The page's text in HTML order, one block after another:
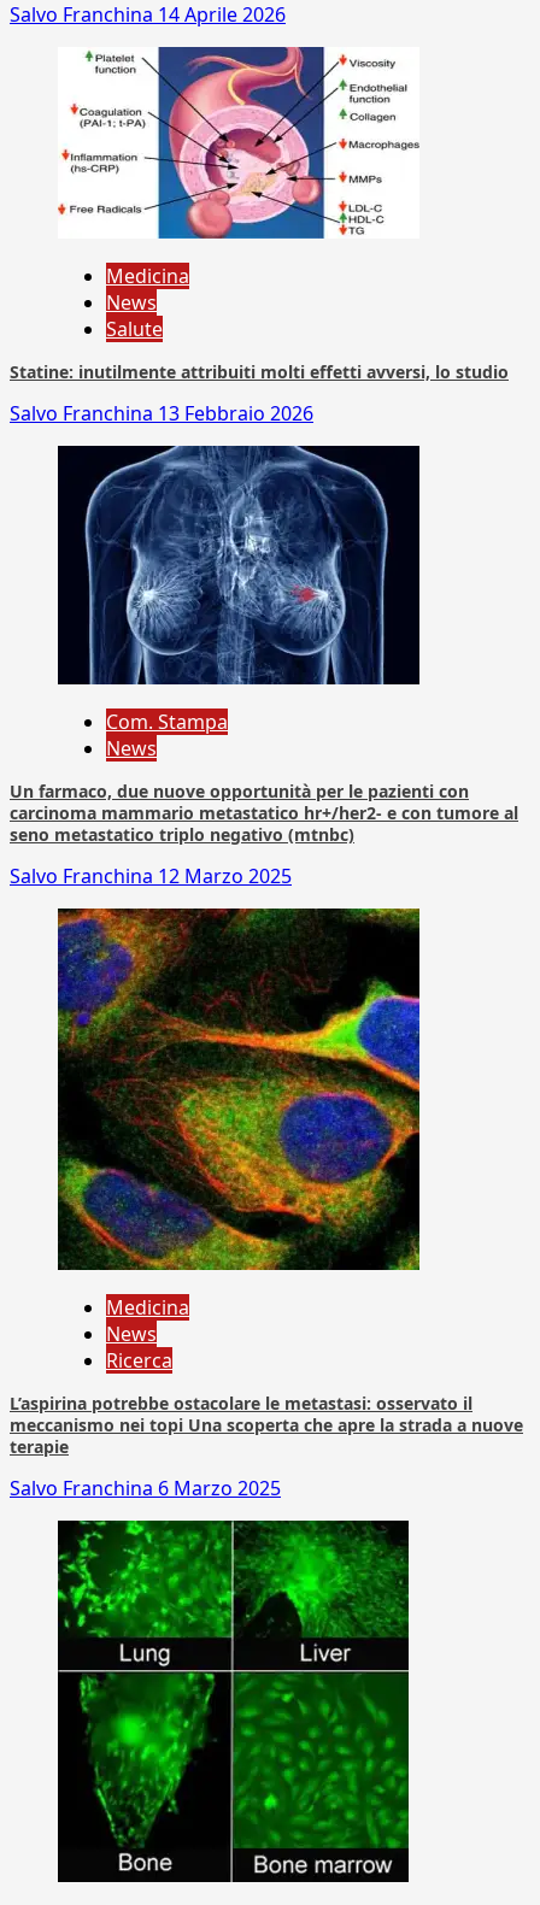
Salvo Franchina 14 Aprile 2026
Medicina
News
Salute
Statine: inutilmente attribuiti molti effetti avversi, lo studio
Salvo Franchina 13 Febbraio 2026
Com. Stampa
News
Un farmaco, due nuove opportunità per le pazienti con
carcinoma mammario metastatico hr+/her2- e con tumore al
seno metastatico triplo negativo (mtnbc)
Salvo Franchina 12 Marzo 2025
Medicina
News
Ricerca
L’aspirina potrebbe ostacolare le metastasi: osservato il
meccanismo nei topi Una scoperta che apre la strada a nuove
terapie
Salvo Franchina 6 Marzo 2025